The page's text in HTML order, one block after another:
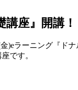
座』開講！
ラーニング『ド
です。